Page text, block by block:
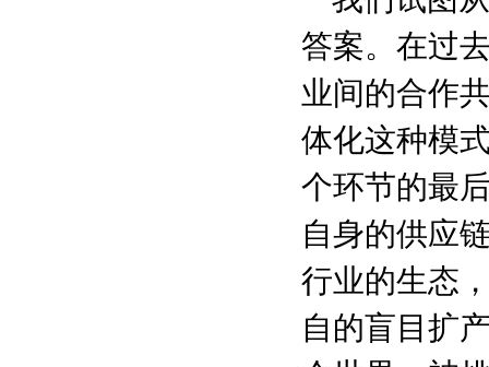
答案。在过
业间的合作
体化这种模
个环节的最
自身的供应
行业的生态
自的盲目扩